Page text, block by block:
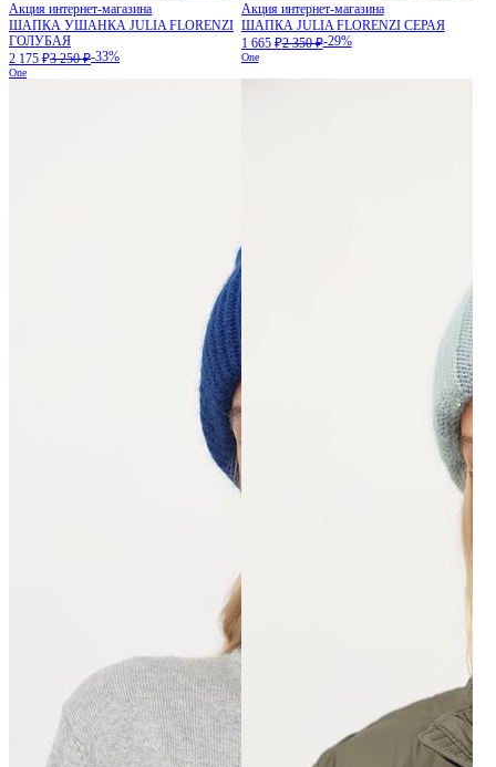
Акция интернет-магазина
ШАПКА УШАНКА JULIA FLORENZI
ГОЛУБАЯ
2 175 ₽3 250 ₽-33%
One
Акция интернет-магазина
ШАПКА JULIA FLORENZI СЕРАЯ
1 665 ₽2 350 ₽-29%
One